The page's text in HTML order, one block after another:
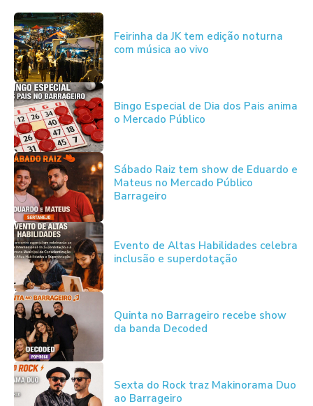
Feirinha da JK tem edição noturna
com música ao vivo
Bingo Especial de Dia dos Pais anima
o Mercado Público
Sábado Raiz tem show de Eduardo e
Mateus no Mercado Público
Barrageiro
Evento de Altas Habilidades celebra
inclusão e superdotação
Quinta no Barrageiro recebe show
da banda Decoded
Sexta do Rock traz Makinorama Duo
ao Barrageiro